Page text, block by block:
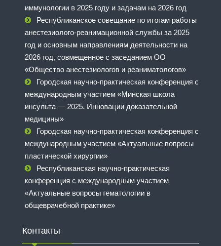
иммунологии в 2025 году и задачам на 2026 год
Республиканское совещание по итогам работы
анестезиолого-реанимационной службы за 2025
год и основным направлениям деятельности на
2026 год, совмещенное с заседанием ОО
«Общество анестезиологов и реаниматологов»
Городская научно-практическая конференция с
международным участием «Минская школа
инсульта — 2025. Инновации доказательной
медицины»
Городская научно-практическая конференция с
международным участием «Актуальные вопросы
пластической хирургии»
Республиканская научно-практическая
конференция с международным участием
«Актуальные вопросы гематологии в
общеврачебной практике»
Контакты